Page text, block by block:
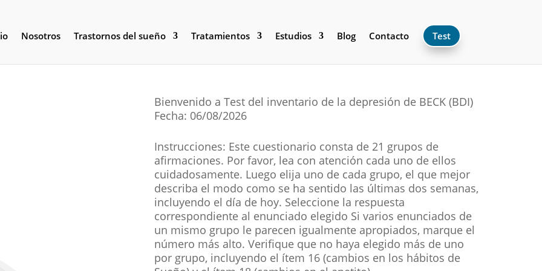
Nosotros Trastornos del sueño Tratamientos Estudios Blog Contacto Test
Bienvenido a Test del inventario de la depresión de BECK (BDI)
Fecha: 06/08/2026
Instrucciones: Este cuestionario consta de 21 grupos de
afirmaciones. Por favor, lea con atención cada uno de ellos
cuidadosamente. Luego elija uno de cada grupo, el que mejor
describa el modo como se ha sentido las últimas dos semanas,
incluyendo el día de hoy. Seleccione la respuesta
correspondiente al enunciado elegido Si varios enunciados de
un mismo grupo le parecen igualmente apropiados, marque el
número más alto. Verifique que no haya elegido más de uno
por grupo, incluyendo el ítem 16 (cambios en los hábitos de